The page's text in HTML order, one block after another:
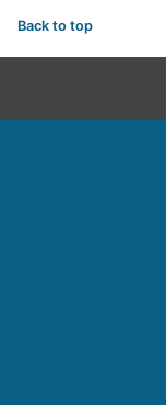
Back to top